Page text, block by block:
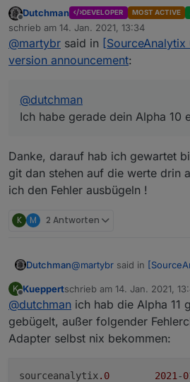
sourceanalytix.0
sourceanalytix.0
sourceanalytix.0
sourceanalytix.0
sourceanalytix.0
Offline
Dutchman DEVELOPER MOST ACTIVE
schrieb am 14. Jan. 2021, 13:34
zuletzt editiert von
@martybr said in [SourceAnalytix
version announcement:
@dutchman
Ich habe gerade dein Alpha 10
Danke, darauf hab ich gewartet
git dan stehen auf die werte drin
ich den Fehler ausbügeln !
K M 2 Antworten
Dutchman@martybr said in
@ dutchman
Ich habe gerade dein
Danke, darauf hab ich
von git dan stehen auf die
K
Offline
Kueppertschrieb am 14. Jan. 2021,
zuletzt editiert von Kueppert
@dutchman ich hab die Alpha 11
gebügelt, außer folgender
Adapter selbst nix bekommen:
sourceanalytix.0 2021 -